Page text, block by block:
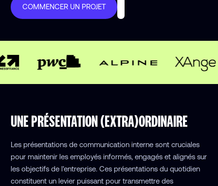
COMMENCER UN PROJET
UNE PRÉSENTATION (EXTRA)ORDINAIRE
Les présentations de communication interne sont cruciales
pour maintenir les employés informés, engagés et alignés sur
les objectifs de l'entreprise. Ces présentations du quotidien
constituent un levier puissant pour transmettre des